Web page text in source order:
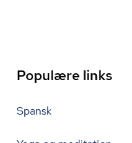
Populære links
Spansk